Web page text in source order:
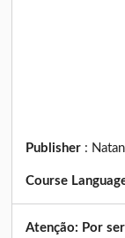
Publisher :
Course
Atenção: Por